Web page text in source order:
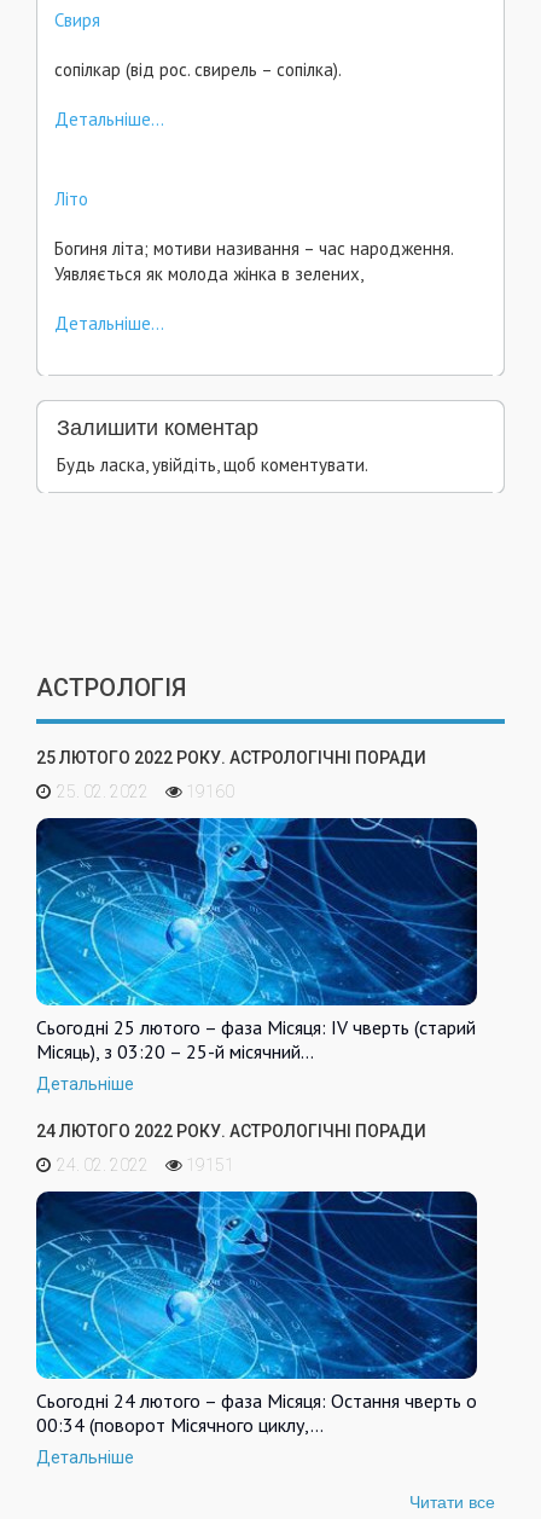
Свиря
сопілкар (від рос. свирель – сопілка).
Детальніше...
Літо
Богиня літа; мотиви називання – час народження.
Уявляється як молода жінка в зелених,
Детальніше...
Залишити коментар
Будь ласка, увійдіть, щоб коментувати.
АСТРОЛОГІЯ
25 ЛЮТОГО 2022 РОКУ. АСТРОЛОГІЧНІ ПОРАДИ
25. 02. 2022
19160
Сьогодні 25 лютого – фаза Місяця: IV чверть (старий
Місяць), з 03:20 – 25-й місячний…
Детальніше
24 ЛЮТОГО 2022 РОКУ. АСТРОЛОГІЧНІ ПОРАДИ
24. 02. 2022
19151
Сьогодні 24 лютого – фаза Місяця: Остання чверть о
00:34 (поворот Місячного циклу,…
Детальніше
Читати все